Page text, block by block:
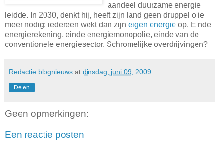
aandeel duurzame energie
leidde. In 2030, denkt hij, heeft zijn land geen druppel olie
meer nodig: iedereen wekt dan zijn eigen energie op. Einde
energierekening, einde energiemonopolie, einde van de
conventionele energiesector. Schromelijke overdrijvingen?
Redactie blognieuws at dinsdag, juni 09, 2009
Delen
Geen opmerkingen:
Een reactie posten